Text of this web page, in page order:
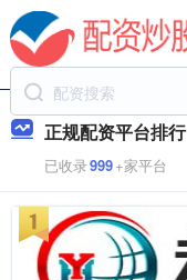
正规配资平台排行
已收录999+家平台